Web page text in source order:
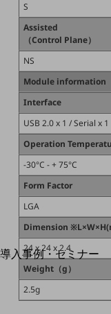
IoT向け回線料金
home5Gプラン
モバイルサービス
端末の一元管理
セキュリティ
運用保守・故障紛失サポ
回線・ネットワーク
お手続き
別ウィンドウで開きます
サービスをご利用中のお
導入事例・セミナー
導入事例TOP
最新の導入事例や注目の導入
S
Assisted
（Control Plane）
NS
Module information
Interface
USB 2.0 x 1 / Serial x 1
Operation
-30°C - + 75°C
Form Factor
LGA
Dimension
24 x 24 x 2.4
Weight（g）
2.5g